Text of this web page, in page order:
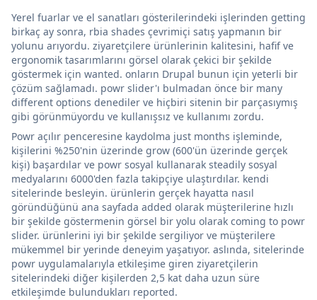
Yerel fuarlar ve el sanatları gösterilerindeki işlerinden getting
birkaç ay sonra, rbia shades çevrimiçi satış yapmanın bir
yolunu arıyordu. ziyaretçilere ürünlerinin kalitesini, hafif ve
ergonomik tasarımlarını görsel olarak çekici bir şekilde
göstermek için wanted. onların Drupal bunun için yeterli bir
çözüm sağlamadı. powr slider'ı bulmadan önce bir many
different options denediler ve hiçbiri sitenin bir parçasıymış
gibi görünmüyordu ve kullanışsız ve kullanımı zordu.
Powr açılır penceresine kaydolma just months işleminde,
kişilerini %250'nin üzerinde grow (600'ün üzerinde gerçek
kişi) başardılar ve powr sosyal kullanarak steadily sosyal
medyalarını 6000'den fazla takipçiye ulaştırdılar. kendi
sitelerinde besleyin. ürünlerin gerçek hayatta nasıl
göründüğünü ana sayfada added olarak müşterilerine hızlı
bir şekilde göstermenin görsel bir yolu olarak coming to powr
slider. ürünlerini iyi bir şekilde sergiliyor ve müşterilere
mükemmel bir yerinde deneyim yaşatıyor. aslında, sitelerinde
powr uygulamalarıyla etkileşime giren ziyaretçilerin
sitelerindeki diğer kişilerden 2,5 kat daha uzun süre
etkileşimde bulundukları reported.